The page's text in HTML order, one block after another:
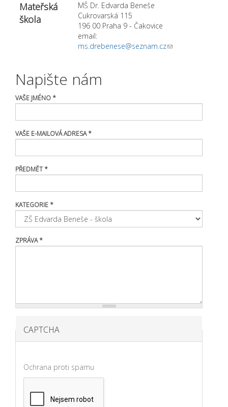
Mateřská
škola
MŠ Dr. Edvarda Beneše
Cukrovarská 115
196 00 Praha 9 - Čakovice
email:
ms.drebenese@seznam.cz(link sends e-
Napište nám
VAŠE JMÉNO *
VAŠE E-MAILOVÁ ADRESA*
PŘEDMĚT *
KATEGORIE *
ZPRÁVA*
CAPTCHA
Ochrana proti spamu